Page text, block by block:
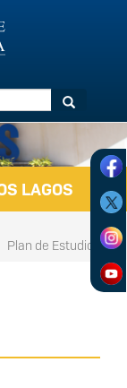
Buscar
LAGOS
Plan de Estudios